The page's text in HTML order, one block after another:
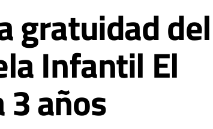
gratuidad del
Infantil El
3 años